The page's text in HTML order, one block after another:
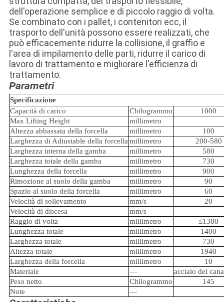
dell'operazione semplice e di piccolo raggio di volta.
Se combinato con i pallet, i contenitori ecc, il
trasporto dell'unità possono essere realizzati, che
può efficacemente ridurre la collisione, il graffio e
l'area di impilamento delle parti, ridurre il carico di
lavoro di trattamento e migliorare l'efficienza di
trattamento.
Parametri
Specificazione
Capacità di carico
Chilogrammo
1000
Max Lifting Height
millimetro
Altezza abbassata della forcella
millimetro
100
Larghezza di Adiustable della forcellamillimetro
200-580
Larghezza interna della gamba
millimetro
580
Larghezza totale della gamba
millimetro
730
Lunghezza della forcella
millimetro
900
Rimozione al suolo della gamba
millimetro
90
Spazio al suolo della forcella
millimetro
60
Velocità di sollevamento
mm/s
20
Velocità di discesa
mm/s
Raggio di volta
millimetro
≤1380
Lunghezza totale
millimetro
1400
Larghezza totale
millimetro
730
Altezza totale
millimetro
1940
Larghezza della forcella
millimetro
10
Materiale
—
acciaio del
Peso netto
Chilogrammo
145
Note
—